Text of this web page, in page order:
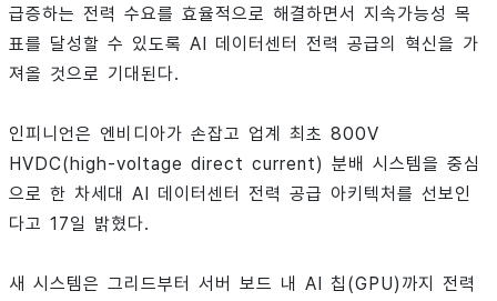
급증하는 전력 수요를 효율적으로 해결하면서 지속가능성 목
표를 달성할 수 있도록 AI 데이터센터 전력 공급의 혁신을 가
져올 것으로 기대된다.
인피니언은 엔비디아가 손잡고 업계 최초 800V
HVDC(high-voltage direct current) 분배 시스템을 중심
으로 한 차세대 AI 데이터센터 전력 공급 아키텍처를 선보인
다고 17일 밝혔다.
새 시스템은 그리드부터 서버 보드 내 AI 칩(GPU)까지 전력